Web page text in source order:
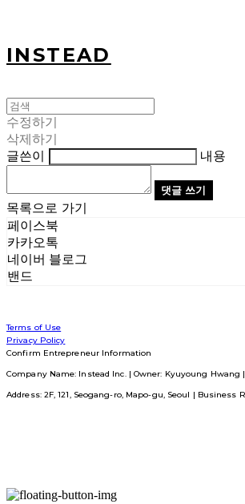
INSTEAD
수정하기
삭제하기
글쓴이
내용
댓글 쓰기
목록으로 가기
페이스북
카카오톡
네이버 블로그
밴드
Terms of Use
Privacy Policy
Confirm Entrepreneur Information
Company Name: Instead Inc. | Owner: Kyuyoung
Address: 2F, 121, Seogang-ro, Mapo-gu, Seoul |